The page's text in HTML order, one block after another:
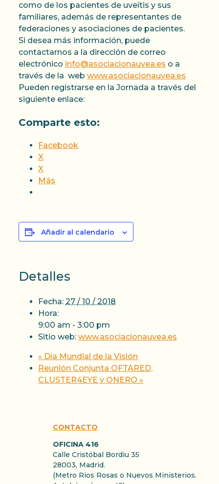
como de los pacientes de uveítis y sus
familiares, además de representantes de
federaciones y asociaciones de pacientes.
Si desea más información, puede
contactarnos a la dirección de correo
electrónico info@asociacionauvea.es o a
través de la web www.asociacionauvea.es
Pueden registrarse en la Jornada a través del
siguiente enlace:
Comparte esto:
Facebook
X
X
Más
Añadir al calendario
Detalles
Fecha: 27 / 10 / 2018
Hora:
9:00 am - 3:00 pm
Sitio web: www.asociacionauvea.es
« Día Mundial de la Visión
Reunión Conjunta OFTARED,
CLUSTER4EYE y ONERO »
CONTACTO
OFICINA 416
Calle Cristóbal Bordiu 35
28003, Madrid.
(Metro Rios Rosas o Nuevos Ministerios.